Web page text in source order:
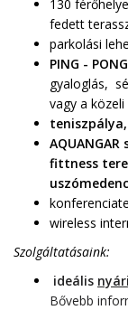
130
fedett
parkolási
PING -
gyaloglás,
vagy a
fittness
wireless
Szolgáltatásaink:
ideális
Bővebb